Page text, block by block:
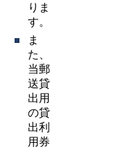
りま
す。
ま
た、
当郵
送貸
出用
の貸
出利
用券